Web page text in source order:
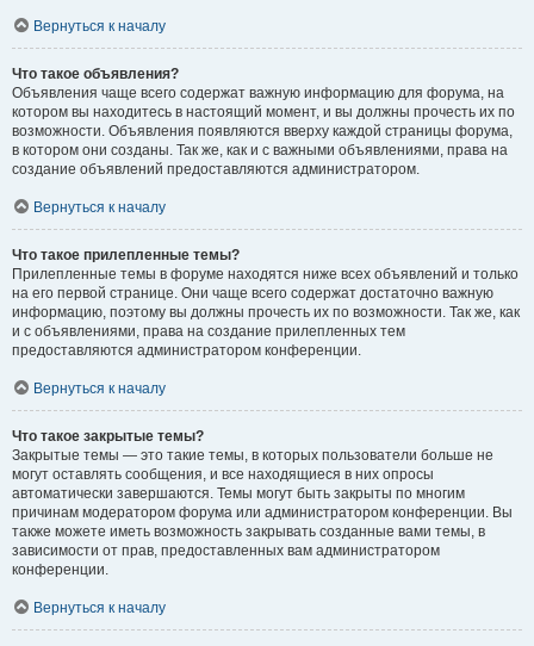
Вернуться к началу
Что такое объявления?
Объявления чаще всего содержат важную информацию для форума, на
котором вы находитесь в настоящий момент, и вы должны прочесть их по
возможности. Объявления появляются вверху каждой страницы форума,
в котором они созданы. Так же, как и с важными объявлениями, права на
создание объявлений предоставляются администратором.
Вернуться к началу
Что такое прилепленные темы?
Прилепленные темы в форуме находятся ниже всех объявлений и только
на его первой странице. Они чаще всего содержат достаточно важную
информацию, поэтому вы должны прочесть их по возможности. Так же, как
и с объявлениями, права на создание прилепленных тем
предоставляются администратором конференции.
Вернуться к началу
Что такое закрытые темы?
Закрытые темы — это такие темы, в которых пользователи больше не
могут оставлять сообщения, и все находящиеся в них опросы
автоматически завершаются. Темы могут быть закрыты по многим
причинам модератором форума или администратором конференции. Вы
также можете иметь возможность закрывать созданные вами темы, в
зависимости от прав, предоставленных вам администратором
конференции.
Вернуться к началу